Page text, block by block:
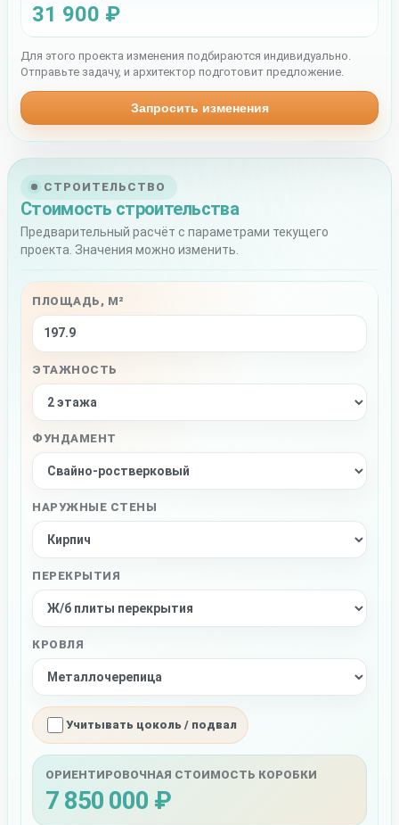
СТРОИТЕЛЬСТВО
Стоимость строительства
Предварительный расчёт с параметрами текущего
проекта. Значения можно изменить.
ПЛОЩАДЬ, М²
ЭТАЖНОСТЬ
ФУНДАМЕНТ
НАРУЖНЫЕ СТЕНЫ
ПЕРЕКРЫТИЯ
КРОВЛЯ
Учитывать цоколь / подвал
ОРИЕНТИРОВОЧНАЯ СТОИМОСТЬ КОРОБКИ
7 850 000 ₽
31 900 ₽
Для этого проекта изменения подбираются индивидуально.
Отправьте задачу, и архитектор подготовит предложение.
Запросить изменения